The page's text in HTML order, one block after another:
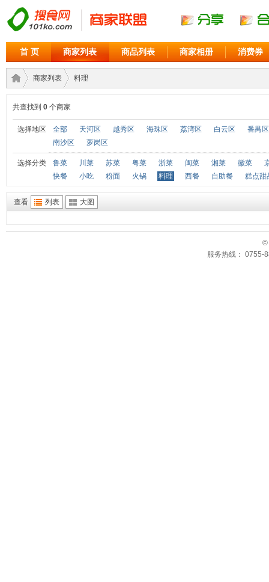
首 页 商家列表 商品列表 商家相册 消费券
商家›
商家列表
›
料理
共查找到 0 个商家
选择地区 全部 天河区 越秀区 海珠区 荔湾区 白云区
番禺区
南沙区
萝岗区
选择分类 鲁菜 川菜 苏菜 粤菜 浙菜 闽菜 湘菜 徽菜
快餐
小吃 粉面 火锅 料理 西餐 自助餐 糕点甜
查看 列表 大图
©
服务热线： 0755-